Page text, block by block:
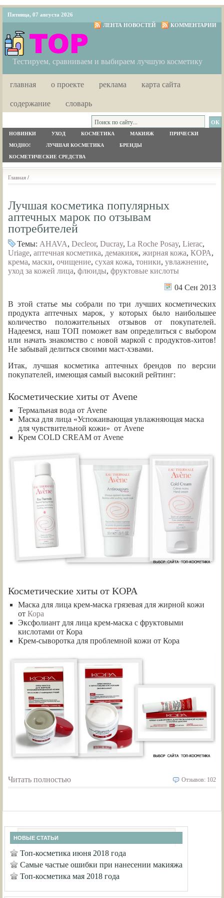
Пятница, 07 августа 2026
ЛЕНТА НОВОСТЕЙ
КОММЕНТАРИИ
Тестируем, сравниваем и выбираем лучшую косметику
главная о проекте реклама
карта сайта
содержание
словарь
НОВИНКИ УХОД КОСМЕТИКА МАКИЯЖ ПРИЧЕСКИ
МОДНО! ЛУЧШАЯ КОСМЕТИКА БРЕНДЫ
КОСМЕТИЧЕСКИЕ СРЕДСТВА
Главная /
Лучшая косметика популярных
аптечных марок по отзывам
потребителей
Темы: AHAVA, Decleor, Ducray, La Roche Posay, Lierac,
Uriage, аптечная косметика, демакияж, жирная кожа, КОРА,
крема, маски, очищение, сухая кожа, тоники, увлажнение,
уход за кожей лица, флюиды, фруктовые кислоты
04 Сен 2013
В этой статье мы собрали по три лучших косметических
продукта аптечных марок, у которых было наибольшее
количество положительных отзывов от покупателей.
Надеемся, наш ТОП поможет вам определиться с выбором
или начать знакомство с новой маркой с продуктов-хитов!
Не забывай делиться своими маст-хэвами.
Итак, лучшая косметика аптечных брендов по версии
покупателей, имеющая самый высокий рейтинг:
Косметические хиты от Avene
Термальная вода от Avene
Маска для лица «Успокаивающая увлажняющая маска
для чувствительной кожи» от Avene
Крем COLD CREAM от Avene
Косметические хиты от KOPA
Маска для лица крем-маска грязевая для жирной кожи
от Кора
Эксфолиант для лица крем-маска с фруктовыми
кислотами от Кора
Крем-сыворотка для проблемной кожи от Кора
Читать полностью Отзывов: 102
НОВЫЕ СТАТЬИ
Топ-косметика июня 2018 года
Самые частые ошибки при нанесении макияжа
Топ-косметика мая 2018 года